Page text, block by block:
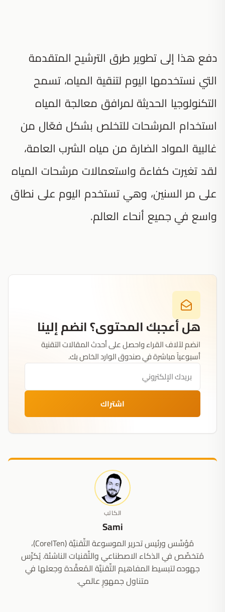
دفع هذا إلى تطوير طرق الترشيح المتقدمة
التي نستخدمها اليوم لتنقية المياه، تسمح
التكنولوجيا الحديثة لمرافق معالجة المياه
استخدام المرشحات للتخلص بشكل فعّال من
غالبية المواد الضارة من مياه الشرب العامة،
لقد تغيرت كفاءة واستعمالات مرشحات المياه
على مر السنين، وهي تستخدم اليوم على نطاق
واسع في جميع أنحاء العالم.
هل أعجبك المحتوى؟ انضم إلينا
انضم لآلاف القراء واحصل على أحدث المقالات التقنية
أسبوعياً مباشرة في صندوق الوارد الخاص بك.
اشتراك
الكاتب
Sami
مُؤسِّس ورئيس تحرير الموسوعة التِّقنيَّة (CoreITen)،
مُتخصِّص في الذكاء الاصطناعي والتِّقنيات الناشئة. يُكرِّس
جهوده لتبسيط المفاهيم التِّقنيَّة المُعقَّدة وجعلها في
متناول جمهورٍ عالمي.